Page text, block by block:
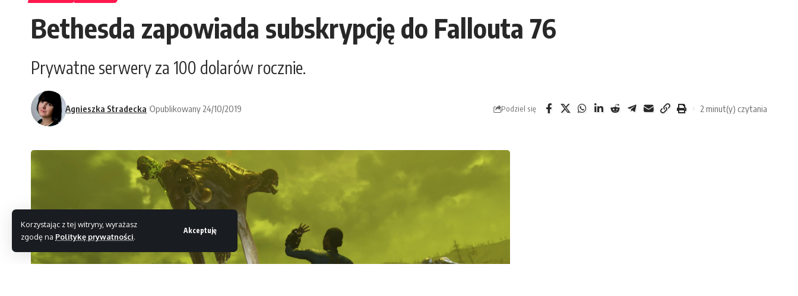
Korzystając z tej witryny, wyrażasz
zgodę na Politykę prywatności.
Akceptuję
Bethesda zapowiada subskrypcję do Fallouta 76
Prywatne serwery za 100 dolarów rocznie.
Agnieszka Stradecka Opublikowany 24/10/2019 Podziel się 2 minut(y) czytania